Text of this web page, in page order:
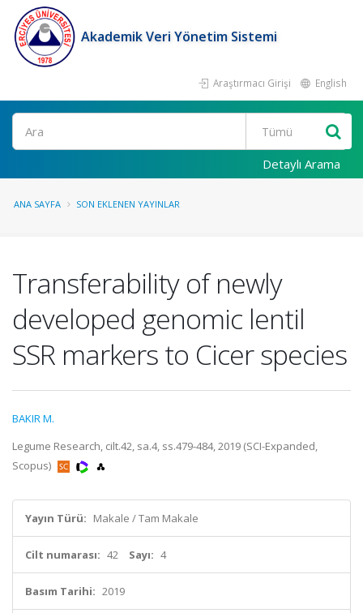
Akademik Veri Yönetim Sistemi
Araştırmacı Girişi English
Ara
Detaylı Arama
ANA SAYFA SON EKLENEN YAYINLAR
Transferability of newly
developed genomic lentil
SSR markers to Cicer species
BAKIR M.
Legume Research, cilt.42, sa.4, ss.479-484, 2019 (SCI-Expanded,
Scopus)
Yayın Türü: Makale / Tam Makale
Cilt numarası: 42 Sayı: 4
Basım Tarihi: 2019